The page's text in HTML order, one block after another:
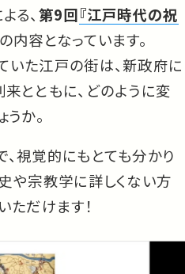
る、 第9回『江戸時代の祝
内容となっています。
た江戸の街は、新政府に
とともに、どのように変
か。
視覚的にもとても分かり
や宗教学に詳しくない方
ただけます！